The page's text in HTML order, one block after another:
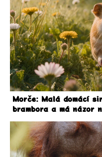
Morče: Malá domácí
brambora a má názor